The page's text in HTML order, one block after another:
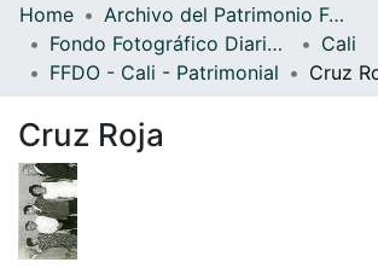
Home
Archivo del Patrimonio Fotográfico y Fílmico del Valle del Cauca
Fondo Fotográfico Diario Occidente
Cali
FFDO - Cali - Patrimonial
Cruz
Cruz Roja